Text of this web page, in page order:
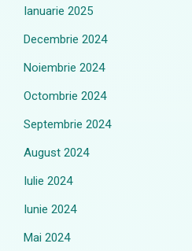
Ianuarie 2025
Decembrie 2024
Noiembrie 2024
Octombrie 2024
Septembrie 2024
August 2024
Iulie 2024
Iunie 2024
Mai 2024